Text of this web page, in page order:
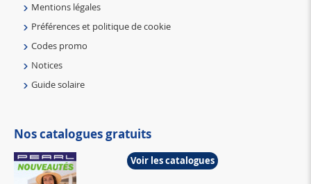
Mentions légales
Préférences et politique de cookie
Codes promo
Notices
Guide solaire
Nos catalogues gratuits
Voir les catalogues